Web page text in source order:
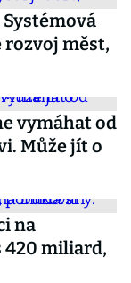
měst,
vymáhat od
Může jít o
na
420 miliard,